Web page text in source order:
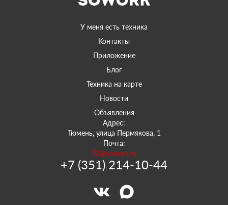
У меня есть техника
Контакты
Приложение
Блог
Техника на карте
Новости
Объявления
Адрес:
Тюмень, улица Пермякова, 1
Почта:
72@sowork.ru
+7 (351) 214-10-44